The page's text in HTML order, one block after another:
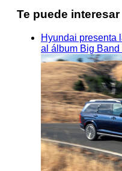
Te puede interesar
Hyundai presenta
al álbum Big Band